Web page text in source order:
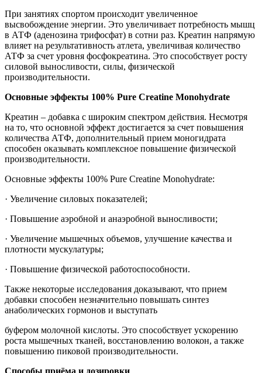
При занятиях спортом происходит увеличенное
высвобождение энергии. Это увеличивает потребность мышц
в АТФ (аденозина трифосфат) в сотни раз. Креатин напрямую
влияет на результативность атлета, увеличивая количество
АТФ за счет уровня фосфокреатина. Это способствует росту
силовой выносливости, силы, физической
производительности.
Основные эффекты 100% Pure Creatine Monohydrate
Креатин – добавка с широким спектром действия. Несмотря
на то, что основной эффект достигается за счет повышения
количества АТФ, дополнительный прием моногидрата
способен оказывать комплексное повышение физической
производительности.
Основные эффекты 100% Pure Creatine Monohydrate:
· Увеличение силовых показателей;
· Повышение аэробной и анаэробной выносливости;
· Увеличение мышечных объемов, улучшение качества и
плотности мускулатуры;
· Повышение физической работоспособности.
Также некоторые исследования доказывают, что прием
добавки способен незначительно повышать синтез
анаболических гормонов и выступать
буфером молочной кислоты. Это способствует ускорению
роста мышечных тканей, восстановлению волокон, а также
повышению пиковой производительности.